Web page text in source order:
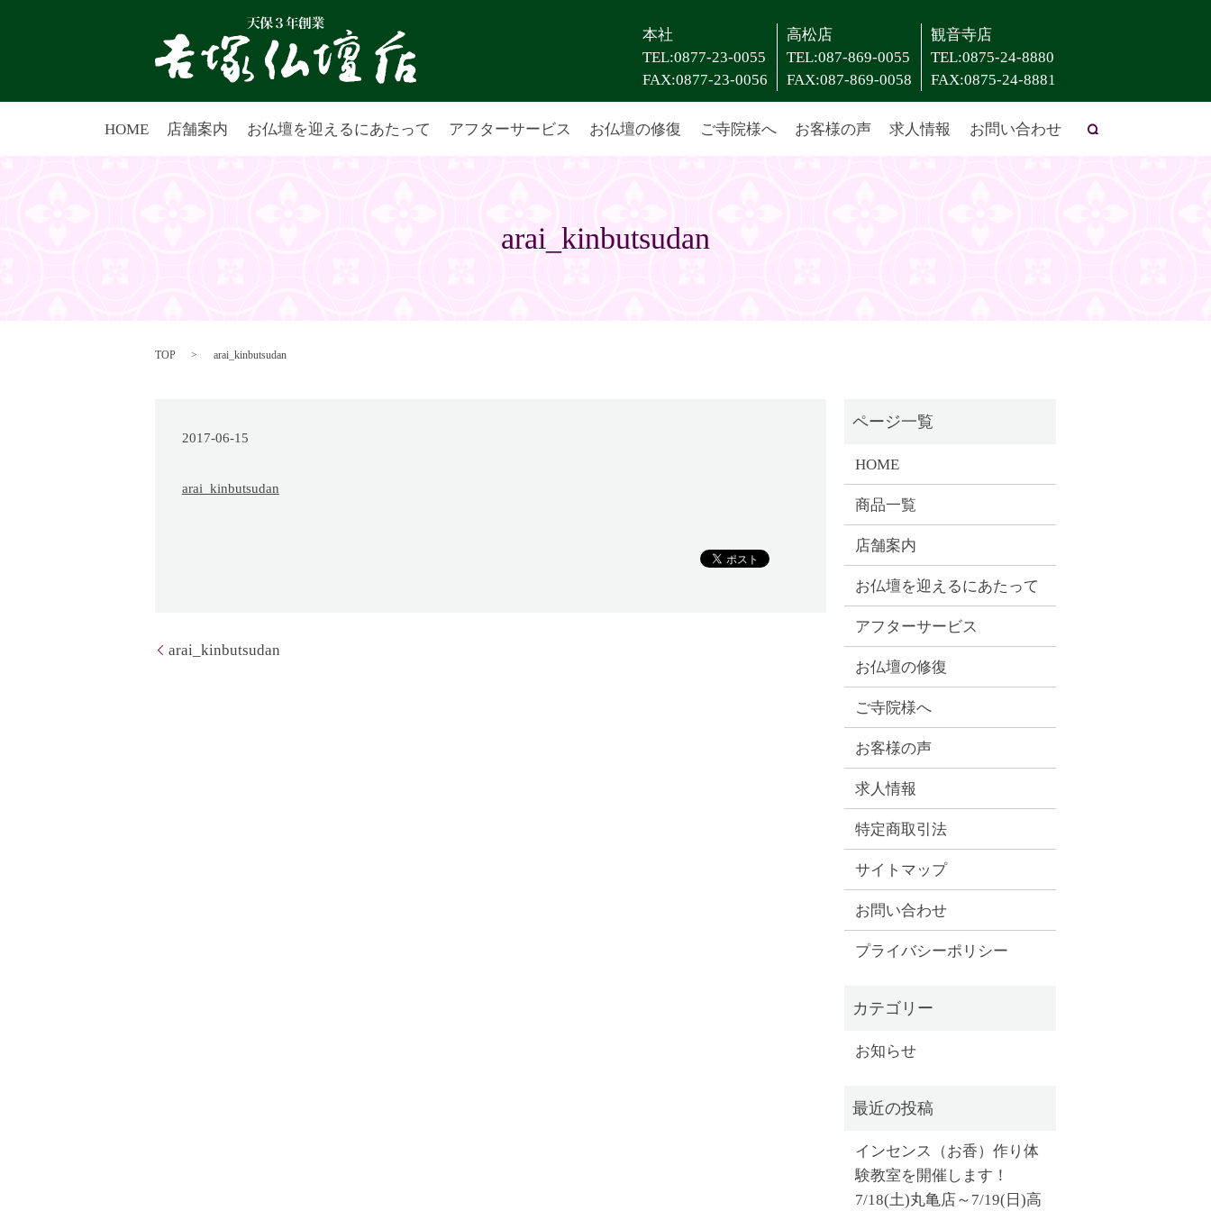
本社
TEL:0877-23-0055
FAX:0877-23-0056
高松店
TEL:087-869-0055
FAX:087-869-0058
観音寺店
TEL:0875-24-8880
FAX:0875-24-8881
HOME 店舗案内 お仏壇を迎えるにあたって アフターサービス お仏壇の修復 ご寺院様へ お客様の声 求人情報 お問い合わせ
arai_kinbutsudan
TOP arai_kinbutsudan
2017-06-15
arai_kinbutsudan
arai_kinbutsudan
HOME
商品一覧
店舗案内
お仏壇を迎えるにあたって
アフターサービス
お仏壇の修復
ご寺院様へ
お客様の声
求人情報
特定商取引法
サイトマップ
お問い合わせ
プライバシーポリシー
お知らせ
インセンス（お香）作り体
験教室を開催します！
7/18(土)丸亀店～7/19(日)高